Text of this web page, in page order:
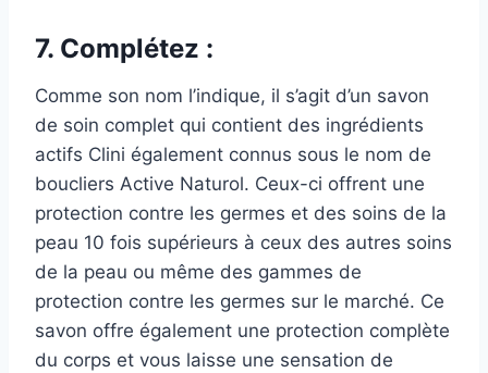
7. Complétez :
Comme son nom l’indique, il s’agit d’un savon
de soin complet qui contient des ingrédients
actifs Clini également connus sous le nom de
boucliers Active Naturol. Ceux-ci offrent une
protection contre les germes et des soins de la
peau 10 fois supérieurs à ceux des autres soins
de la peau ou même des gammes de
protection contre les germes sur le marché. Ce
savon offre également une protection complète
du corps et vous laisse une sensation de